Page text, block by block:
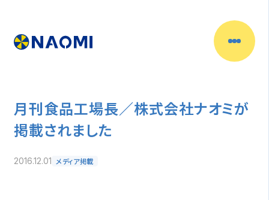
月刊食品工場長／株式会社ナオミが
掲載されました
2016.12.01 メディア掲載